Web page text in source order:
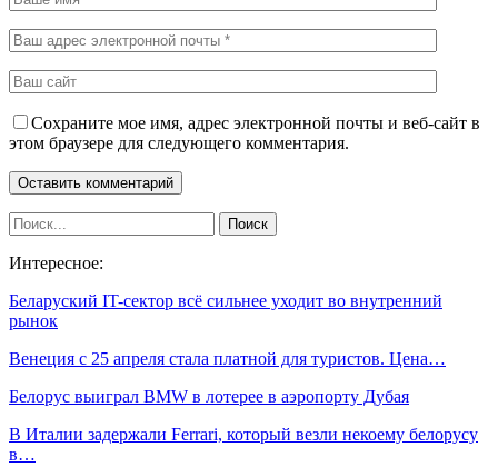
Сохраните мое имя, адрес электронной почты и веб-сайт в
этом браузере для следующего комментария.
Интересное:
Беларуский IT-сектор всё сильнее уходит во внутренний
рынок
Венеция с 25 апреля стала платной для туристов. Цена…
Белорус выиграл BMW в лотерее в аэропорту Дубая
В Италии задержали Ferrari, который везли некоему белорусу
в…